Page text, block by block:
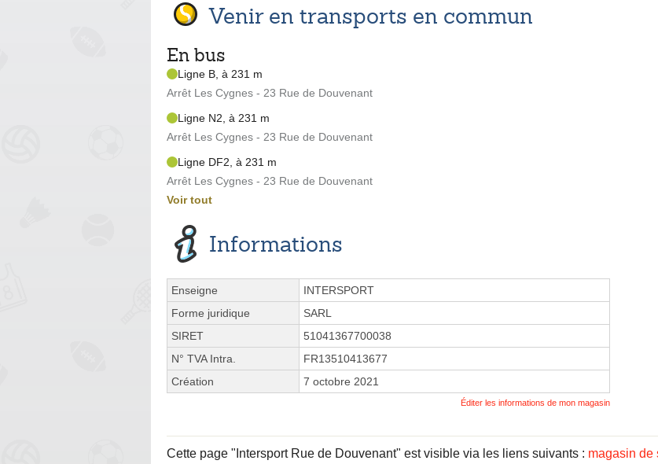
Venir en transports en commun
En bus
Ligne B, à 231 m
Arrêt Les Cygnes - 23 Rue de Douvenant
Ligne N2, à 231 m
Arrêt Les Cygnes - 23 Rue de Douvenant
Ligne DF2, à 231 m
Arrêt Les Cygnes - 23 Rue de Douvenant
Voir tout
Informations
Enseigne
INTERSPORT
Forme juridique
SARL
SIRET
51041367700038
N° TVA Intra.
FR13510413677
Création
7 octobre 2021
Éditer les informations de mon magasin
Cette page "Intersport Rue de Douvenant" est visible via les liens suivants : magasin de